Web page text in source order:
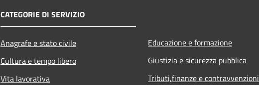
CATEGORIE DI SERVIZIO
Anagrafe e stato civile
Cultura e tempo libero
Vita lavorativa
Educazione e formazione
Giustizia e sicurezza pubblica
Tributi,finanze e contravvenzioni